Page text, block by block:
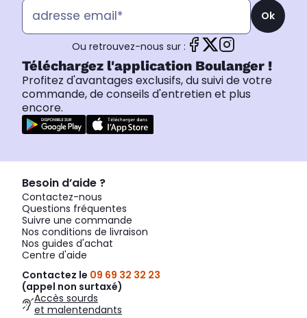
Ok
Ou retrouvez-nous sur :
Téléchargez l'application Boulanger !
Profitez d'avantages exclusifs, du suivi de votre
commande, de conseils d'entretien et plus
encore.
Besoin d’aide ?
Contactez-nous
Questions fréquentes
Suivre une commande
Nos conditions de livraison
Nos guides d'achat
Centre d'aide
Contactez le 09 69 32 32 23
(appel non surtaxé)
Accès sourds
et malentendants